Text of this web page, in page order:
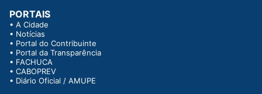
PORTAIS
• A Cidade
• Notícias
• Portal do Contribuinte
• Portal da Transparência
• FACHUCA
• CABOPREV
• Diário Oficial / AMUPE